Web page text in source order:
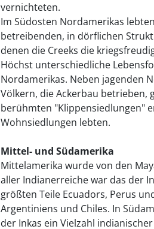
vernichteten.
Im Südosten Nordamerikas
betreibenden, in dörflichen
denen die Creeks die
Höchst unterschiedliche
Nordamerikas. Neben jagenden
Völkern, die Ackerbau betrieben,
berühmten "Klippensiedlungen"
Wohnsiedlungen lebten.
Mittel- und Südamerika
Mittelamerika wurde von den
aller Indianerreiche war das der
größten Teile Ecuadors, Perus
Argentiniens und Chiles. In
der Inkas ein Vielzahl